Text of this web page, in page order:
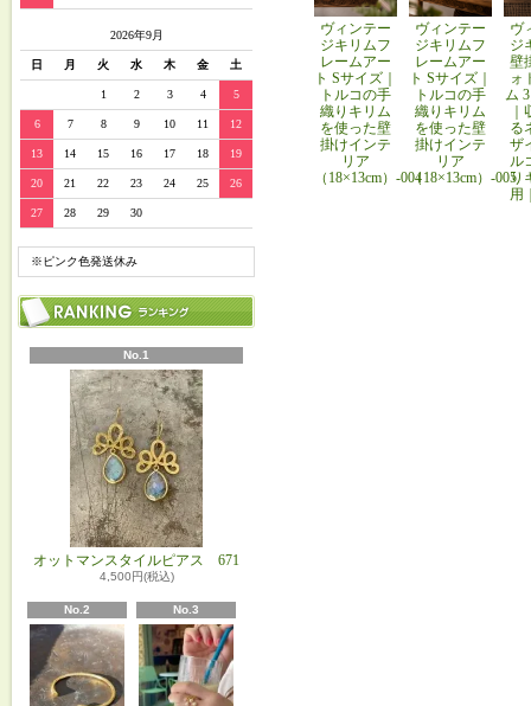
2026年9月
日 月 火 水 木 金 土
1 2 3 4 5
6 7 8 9 10 11 12
13 14 15 16 17 18 19
20 21 22 23 24 25 26
27 28 29 30
※ピンク色発送休み
No.1
オットマンスタイルピアス 671
4,500円(税込)
No.2 No.3
ヴィンテー
ジキリムフ
レームアー
ト Sサイズ｜
トルコの手
織りキリム
を使った壁
掛けインテ
リア
（18×13cm）-004
ヴィンテー
ジキリムフ
レームアー
ト Sサイズ｜
トルコの手
織りキリム
を使った壁
掛けインテ
リア
（18×13cm）-005
ヴ
ジ
壁
ォ
ム
る
ザ
ル
り
用